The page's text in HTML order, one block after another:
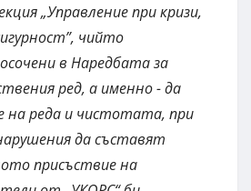
„Управление при кризи,
чийто
в Наредбата за
ред, а именно - да
на реда и чистотата, при
да съставят
присъствие на